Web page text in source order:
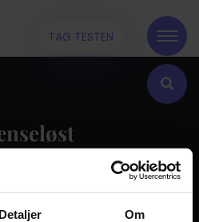
Detaljer Om
TAG TESTEN